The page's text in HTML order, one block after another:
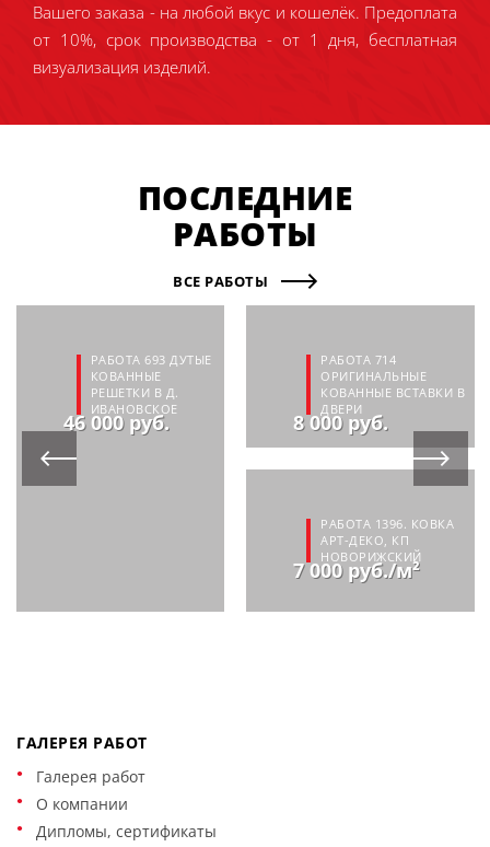
Вашего заказа - на любой вкус и кошелёк. Предоплата
от 10%, срок производства - от 1 дня, бесплатная
визуализация изделий.
ПОСЛЕДНИЕ
РАБОТЫ
ВСЕ РАБОТЫ
РАБОТА 693 ДУТЫЕ
КОВАННЫЕ
РЕШЕТКИ В Д.
ИВАНОВСКОЕ
46 000 руб.
РАБОТА 714
ОРИГИНАЛЬНЫЕ
КОВАННЫЕ ВСТАВКИ В
ДВЕРИ
8 000 руб.
РАБОТА 1396. КОВКА
АРТ-ДЕКО, КП
НОВОРИЖСКИЙ
7 000 руб./м²
ГАЛЕРЕЯ РАБОТ
Галерея работ
О компании
Дипломы, сертификаты